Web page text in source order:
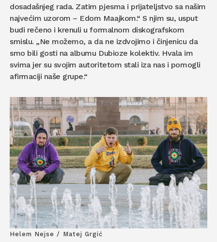
dosadašnjeg rada. Zatim pjesma i prijateljstvo sa našim
najvećim uzorom – Edom Maajkom.“ S njim su, usput
budi rečeno i krenuli u formalnom diskografskom
smislu. „Ne možemo, a da ne izdvojimo i činjenicu da
smo bili gosti na albumu Dubioze kolektiv. Hvala im
svima jer su svojim autoritetom stali iza nas i pomogli
afirmaciji naše grupe.“
Helem Nejse / Matej Grgić